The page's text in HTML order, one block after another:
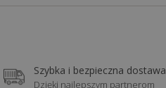
Szybka i bezpieczna dostawa
Dzięki najlepszym partnerom